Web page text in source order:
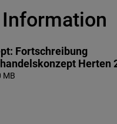
Fortschreibung
Herten
MB